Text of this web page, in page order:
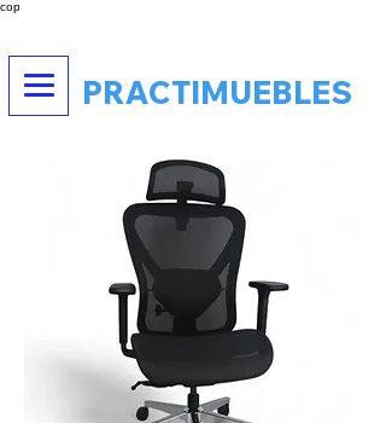
cop
PRACTIMUEBLES